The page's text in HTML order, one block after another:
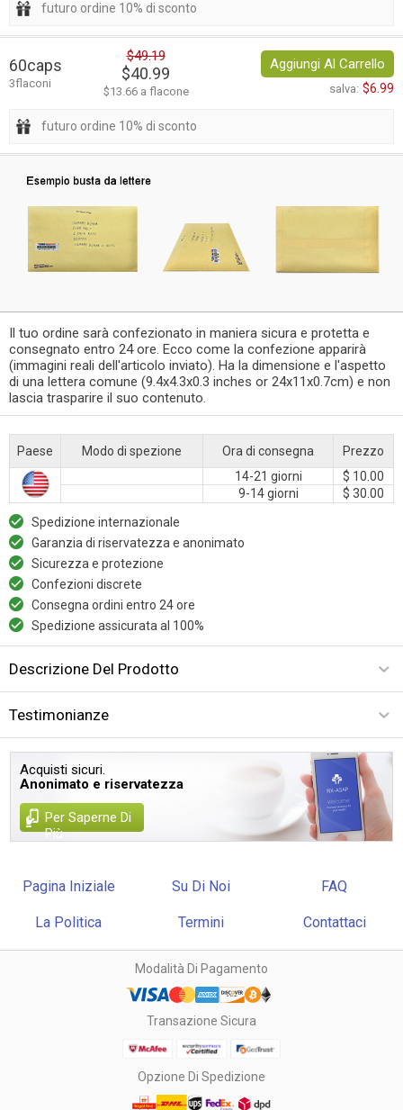
futuro ordine 10% di sconto
60caps
3flaconi
$49.19
$40.99
$13.66 a flacone
Aggiungi Al Carrello
salva: $6.99
futuro ordine 10% di sconto
Il tuo ordine sarà confezionato in maniera sicura e protetta e
consegnato entro 24 ore. Ecco come la confezione apparirà
(immagini reali dell'articolo inviato). Ha la dimensione e l'aspetto
di una lettera comune (9.4x4.3x0.3 inches or 24x11x0.7cm) e non
lascia trasparire il suo contenuto.
Paese Modo di spezione Ora di consegna
Prezzo
14-21 giorni
$ 10.00
9-14 giorni
$ 30.00
Spedizione internazionale
Garanzia di riservatezza e anonimato
Sicurezza e protezione
Confezioni discrete
Consegna ordini entro 24 ore
Spedizione assicurata al 100%
Descrizione Del Prodotto
Testimonianze
Acquisti sicuri.
Anonimato e riservatezza
Per Saperne Di
Più
Pagina Iniziale Su Di Noi FAQ
La Politica Termini Contattaci
Modalità Di Pagamento
Transazione Sicura
Opzione Di Spedizione